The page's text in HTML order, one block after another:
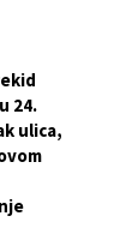
24.
ulica,